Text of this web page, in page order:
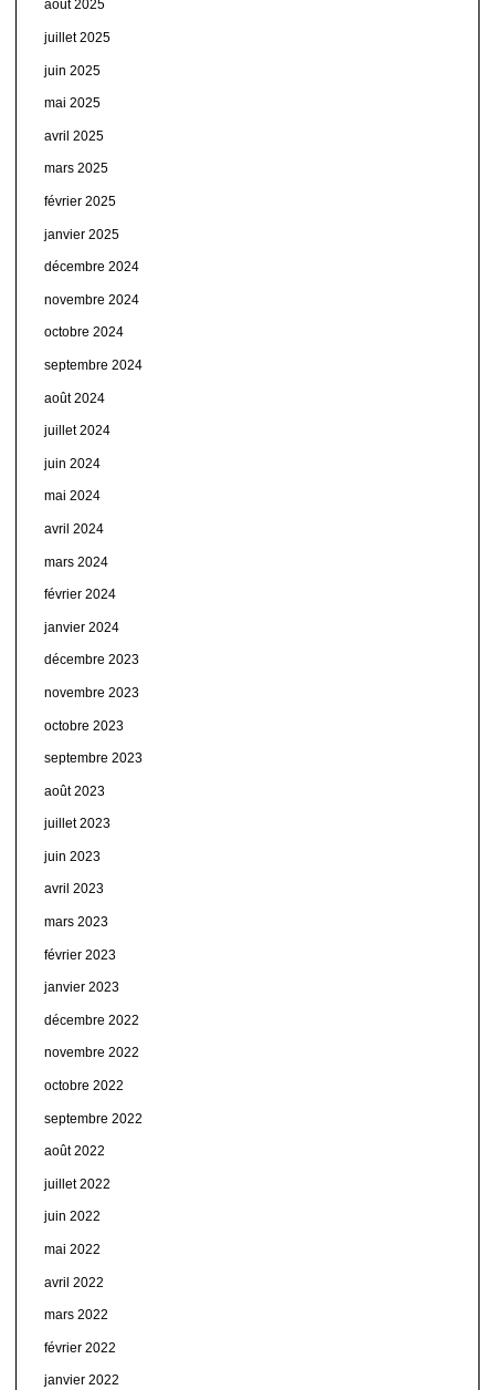
août 2025
juillet 2025
juin 2025
mai 2025
avril 2025
mars 2025
février 2025
janvier 2025
décembre 2024
novembre 2024
octobre 2024
septembre 2024
août 2024
juillet 2024
juin 2024
mai 2024
avril 2024
mars 2024
février 2024
janvier 2024
décembre 2023
novembre 2023
octobre 2023
septembre 2023
août 2023
juillet 2023
juin 2023
avril 2023
mars 2023
février 2023
janvier 2023
décembre 2022
novembre 2022
octobre 2022
septembre 2022
août 2022
juillet 2022
juin 2022
mai 2022
avril 2022
mars 2022
février 2022
janvier 2022